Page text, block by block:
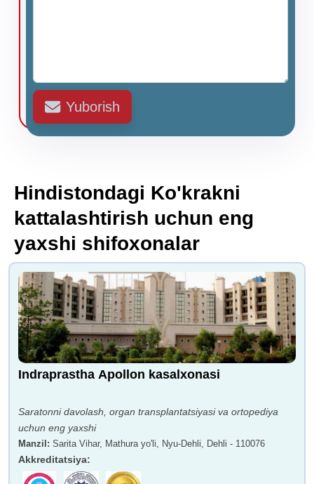
Yuborish
Hindistondagi Ko'krakni
kattalashtirish uchun eng
yaxshi shifoxonalar
Indraprastha Apollon kasalxonasi
Saratonni davolash, organ transplantatsiyasi va ortopediya
uchun eng yaxshi
Manzil : Sarita Vihar, Mathura yo'li, Nyu-Dehli, Dehli - 110076
Akkreditatsiya: